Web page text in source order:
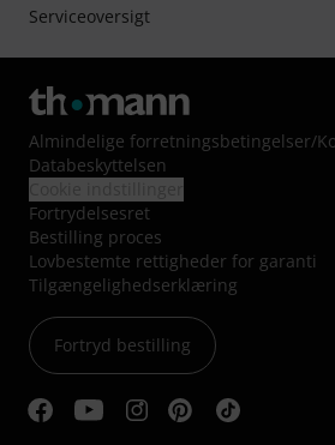
Serviceoversigt
Almindelige forretningsbetingelser/
Databeskyttelsen
Fortrydelsesret
Bestilling proces
Lovbestemte rettigheder for garanti
Tilgængelighedserklæring
Fortryd bestilling